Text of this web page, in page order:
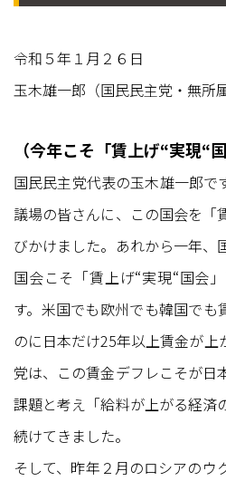
令和５年１月２６日
玉木雄一郎（国民民主党・無所
（今年こそ「賃上げ“実現“
国民民主党代表の玉木雄一郎で
議場の皆さんに、この国会を「
びかけました。あれから一年、
国会こそ「賃上げ“実現“国会
す。米国でも欧州でも韓国でも
のに日本だけ25年以上賃金が上
党は、この賃金デフレこそが日
課題と考え「給料が上がる経済
続けてきました。
そして、昨年２月のロシアのウ